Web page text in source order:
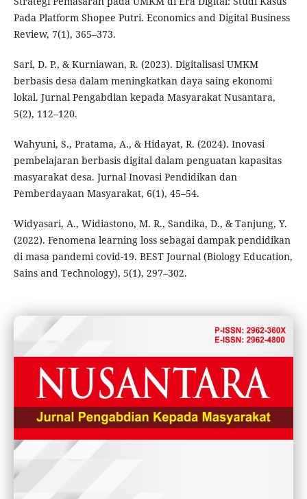
Pada Platform Shopee Putri. Economics and Digital Business
Review, 7(1), 365–373.
Sari, D. P., & Kurniawan, R. (2023). Digitalisasi UMKM
berbasis desa dalam meningkatkan daya saing ekonomi
lokal. Jurnal Pengabdian kepada Masyarakat Nusantara,
5(2), 112–120.
Wahyuni, S., Pratama, A., & Hidayat, R. (2024). Inovasi
pembelajaran berbasis digital dalam penguatan kapasitas
masyarakat desa. Jurnal Inovasi Pendidikan dan
Pemberdayaan Masyarakat, 6(1), 45–54.
Widyasari, A., Widiastono, M. R., Sandika, D., & Tanjung, Y.
(2022). Fenomena learning loss sebagai dampak pendidikan
di masa pandemi covid-19. BEST Journal (Biology Education,
Sains and Technology), 5(1), 297–302.